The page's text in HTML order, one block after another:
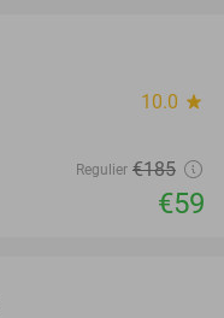
10.0 star
Regulier €185
€59